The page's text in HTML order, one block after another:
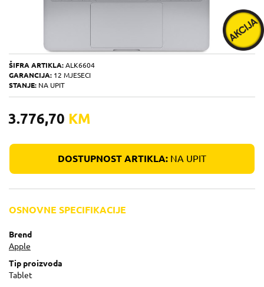
ŠIFRA ARTIKLA: ALK6604
GARANCIJA: 12 MJESECI
STANJE: NA UPIT
3.776,70 KM
DOSTUPNOST ARTIKLA: NA UPIT
OSNOVNE SPECIFIKACIJE
Brend
Apple
Tip proizvoda
Tablet